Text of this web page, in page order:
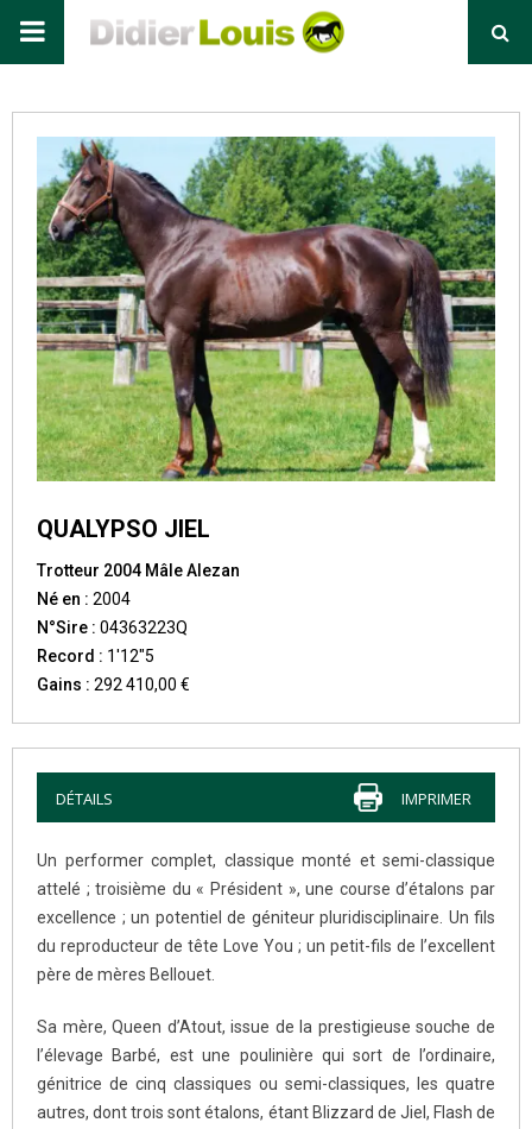
Primary
QUALYPSO JIEL
Trotteur 2004 Mâle Alezan
Né en : 2004
N°Sire : 04363223Q
Record : 1'12"5
Gains : 292 410,00 €
IMPRIMER
DÉTAILS
Un performer complet, classique monté et semi-classique
attelé ; troisième du « Président », une course d’étalons par
excellence ; un potentiel de géniteur pluridisciplinaire. Un fils
du reproducteur de tête Love You ; un petit-fils de l’excellent
père de mères Bellouet.
Sa mère, Queen d’Atout, issue de la prestigieuse souche de
l’élevage Barbé, est une poulinière qui sort de l’ordinaire,
génitrice de cinq classiques ou semi-classiques, les quatre
autres, dont trois sont étalons, étant Blizzard de Jiel, Flash de